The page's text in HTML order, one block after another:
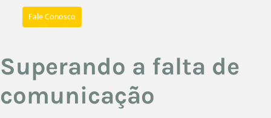
Fale Conosco
Superando a falta de
comunicação